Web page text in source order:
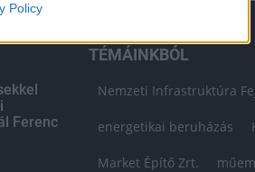
Policy
Ferenc
TÉMÁINKBÓL
Nemzeti Infrastruktúra
energetikai beruházás
Market Építő Zrt.